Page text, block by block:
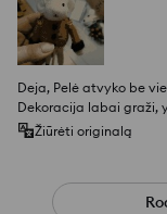
Deja, Pelė atvyko be
Dekoracija labai graži,
Žiūrėti originalą